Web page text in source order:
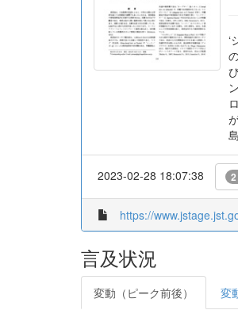
‘
2023-02-28 18:07:38
https://
言及状況
変動（ピーク前後） 変